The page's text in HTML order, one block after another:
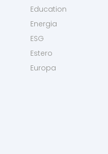
Education
Energia
ESG
Estero
Europa